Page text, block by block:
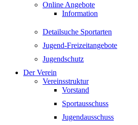
Online Angebote
Information
Detailsuche Sportarten
Jugend-Freizeitangebote
Jugendschutz
Der Verein
Vereinsstruktur
Vorstand
Sportausschuss
Jugendausschuss